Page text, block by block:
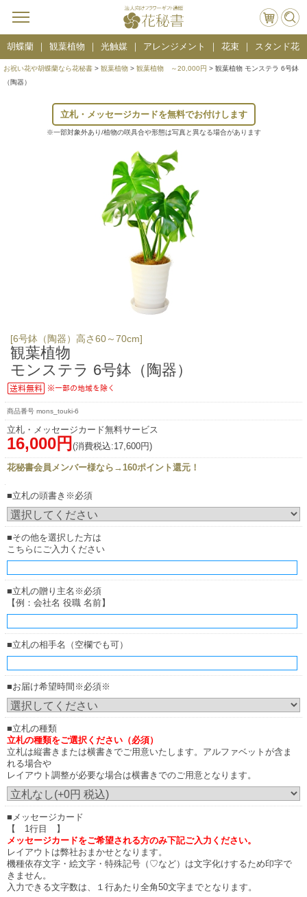
胡蝶蘭 観葉植物 光触媒 アレンジメント 花束 スタンド花
お祝い花や胡蝶蘭なら花秘書 > 観葉植物 > 観葉植物 ～20,000円 > 観葉植物 モンステラ 6号鉢
（陶器）
立札・メッセージカードを無料でお付けします
※一部対象外あり/植物の咲具合や形態は写真と異なる場合があります
[6号鉢（陶器）高さ60～70cm]
観葉植物
モンステラ 6号鉢（陶器）
mons_touki-6
立札・メッセージカード無料サービス
16,000円 (消費税込:17,600円)
花秘書会員メンバー様なら→160ポイント還元！
■立札の頭書き※必須
■その他を選択した方は
こちらにご入力ください
■立札の贈り主名※必須
【例：会社名 役職 名前】
■立札の相手名（空欄でも可）
■お届け希望時間※必須※
■立札の種類
立札の種類をご選択ください（必須）
立札は縦書きまたは横書きでご用意いたします。アルファベットが含ま
れる場合や
レイアウト調整が必要な場合は横書きでのご用意となります。
■メッセージカード
【 1行目 】
メッセージカードをご希望される方のみ下記ご入力ください。
レイアウトは弊社おまかせとなります。
機種依存文字・絵文字・特殊記号（♡など）は文字化けするため印字で
きません。
入力できる文字数は、１行あたり全角50文字までとなります。